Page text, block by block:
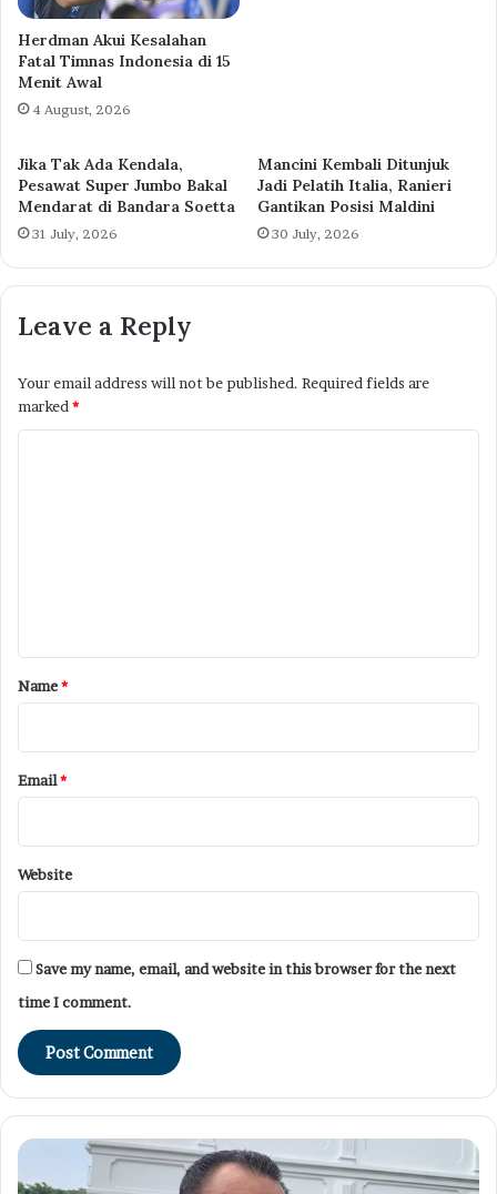
Herdman Akui Kesalahan
Fatal Timnas Indonesia di 15
Menit Awal
4 August, 2026
Jika Tak Ada Kendala,
Pesawat Super Jumbo Bakal
Mendarat di Bandara Soetta
31 July, 2026
Mancini Kembali Ditunjuk
Jadi Pelatih Italia, Ranieri
Gantikan Posisi Maldini
30 July, 2026
Leave a Reply
Your email address will not be published. Required fields are
marked *
*
Name*
Email*
Website
Save my name, email, and website in this browser for the next
time I comment.
Peneliti
BRIN